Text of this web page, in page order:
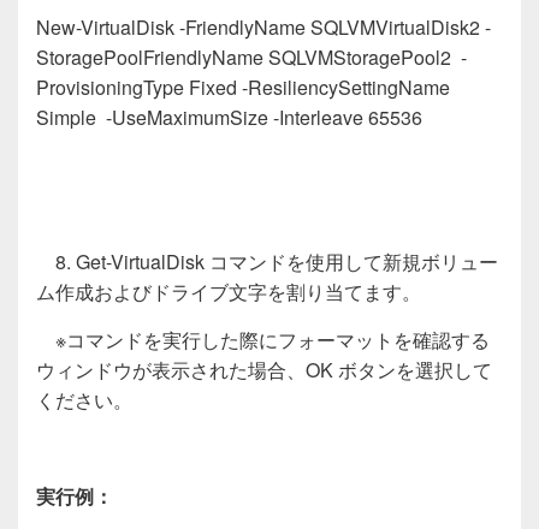
New-VirtualDisk -FriendlyName SQLVMVirtualDisk2-
StoragePoolFriendlyName SQLVMStoragePool2 -
ProvisioningType Fixed -ResiliencySettingName
Simple -UseMaximumSize -Interleave 65536
8. Get-VirtualDisk コマンドを使用して新規ボリュー
ム作成およびドライブ文字を割り当てます。
※コマンドを実行した際にフォーマットを確認する
ウィンドウが表示された場合、OK ボタンを選択して
ください。
実行例：